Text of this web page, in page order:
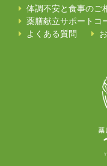
体調不安と食事のご
薬膳献立サポートコ
よくある質問